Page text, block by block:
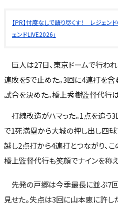
【PR】忖度なしで語り尽くす！ レジェン
ェンドLIVE2026」
巨人は27日、東京ドームで行われ
連敗を5で止めた。3回に4連打を
試合を決めた。橋上秀樹監督代行
打線改造がハマった。1点を追う
で1死満塁から大城の押し出し四球
越し2点打から4連打とつながり、
橋上監督代行も笑顔でナインを称え
先発の戸郷は今季最長に並ぶ7
見せた。失点は3回に山本恵に許